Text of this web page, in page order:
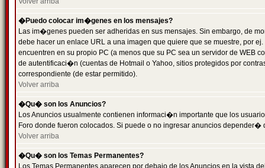
�Puedo colocar im�genes en los mensajes?
Las im�genes pueden ser adheridas en sus mensajes. Sin embargo, de
debe hacer un enlace URL a una imagen que quiere que se muestre, por
encuentren en su propio PC (a menos que su PC sea un servidor de
de autentificaci�n (cuentas de Hotmail o Yahoo, sitios protegidos por
correspondiente (de estar permitido).
Volver arriba
�Qu� son los Anuncios?
Los Anuncios usualmente contienen informaci�n importante que los
Foro donde fueron colocados. Si puede o no ingresar anuncios
Volver arriba
�Qu� son los Temas Permanentes?
Los Temas Permanentes aparecen por debajo de los Anuncios en la